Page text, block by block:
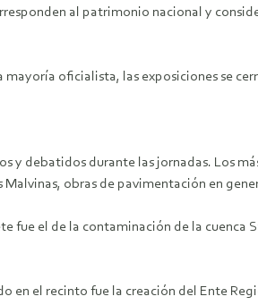
al patrimonio nacional y
oficialista, las exposiciones se
y debatidos durante las jornadas. Los
Malvinas, obras de pavimentación en
fue el de la contaminación de la cuenca
en el recinto fue la creación del Ente